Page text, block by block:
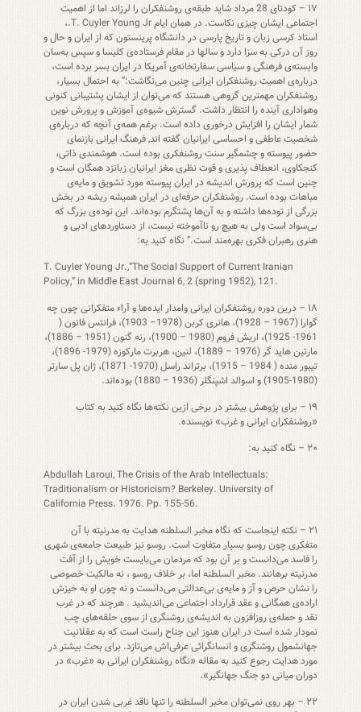
۱۷ – کودتای 28 مرداد شاید طبقه‌ی روشنفکران را لرزاند اما از اهمیت
اجتماعی ایشان چیزی نکاست. در همان ایام T. Cuyler Young Jr.،
استاد کرسی زبان و تاریخ پارسی در دانشگاه پرینستون که از ایران و حال و
روز آن درکی به سزا دارد و سالها در مقام فرستاده‌ی کلیسا و سپس به‌سان
وابسته‌ی فرهنگی و سیاسی سفارتخانه‌ی آمریکا در ایران بسر برده است،
درباره‌ی اهمیت روشنفکران ایرانی چنین می‌نگاشت:” به احتمال بسیار،
روشنفکران مهمترین گروهی هستند که می‌توان از ایشان پشتیبانی کنونی
وهواداری آینده را انتظار داشت. گسترش شیوه‌ی آموزش و پرورش نوین
شمار ایشان را افزایش درخوری داده است. برغم همه‌ی آنچه که درباره‌ی
شخصیت عاطفی و احساسی ایرانیان گفته اند, فرهنگ ایرانی بازنمای
حضور پیوسته و چشمگیر سنت روشنفکری بوده است. هوشمندی ذاتی،
کنجکاوی، انعطاف پذیری و قوت نظری مغز ایرانیان زبانزد همگان است و
چنین است که پرورش اندیشه در ایران پیوسته مورد تشویق و مایه‌ی
مباهات بوده است. روشنفکران حرفه‌ای در ایران همیشه ریشه در بخش
بزرگی از توده‌ها داشته و به آن‌ها پشتگرم بوده‌اند. این توده‌ی بزرگ که
بی‌سواد است ولی به هیچ رو ناآموخته نیست، از دستاوردهای ادبی و
هنری رهبران فکری بهره‌مند است.” نگاه کنید به:
T. Cuyler Young Jr.,“The Social Support of Current Iranian
Policy,” in Middle East Journal 6, 2 (spring 1952), 121.
۱۸ – درین دوره روشنفکران ایرانی وامدار ایده‌ها و آراء متفکرانی چون چه
گوارا (1967 – 1928)، هانری کربن (1978– 1903)، فرانتس فانون (
1961- 1925)، اریش فروم (1980 – 1900)، رنه گنون (1951 – 1886)،
مارتین هاید گر (1976 – 1889)، لنین، هربرت مارکوزه (1979- 1896)،
تیبور منده ( 1984 – 1915)، برتراند راسل (1970- 1871)، ژان پل سارتر
(1980-1905) و اسوالد اشپنگلر (1936 – 1880) بوده‌اند.
۱۹ – برای پژوهش بیشتر در برخی ازین نکته‌ها نگاه کنید به کتاب
«روشنفکران ایرانی و غرب» نویسنده.
۲۰ – نگاه کنید به:
Abdullah Laroui, The Crisis of the Arab Intellectuals:
Traditionalism or Historicism? Berkeley. University of
California Press. 1976. Pp. 155-56.
۲۱ – نکته اینجاست که نگاه مخبر السلطنه هدایت به مدرنیته با آن
متفکری چون روسو بسیار متفاوت است. روسو نیز طبیعت جامعه‌ی شهری
را فاسد می‌دانست و بر آن بود که مردمان می‌بایست خویش را از آفت
مدرنیته برهانند. مخبر السلطنه اما، بر خلاف روسو ، نه مالکیت خصوصی
را نشان حرص و آز و مایه‌ی بی‌عدالتی می‌دانست و نه چون او به خیزش
اراده‌ی همگانی و عقد قرارداد اجتماعی می‌اندیشید . هرچند که در غرب
نقد و حمله‌ی روزافزون به اندیشه‌ی روشنگری از سوی حلقه‌های چب
نمودار شده است در ایران هنوز این جناح راست است که به عقلانیت
جهانشمول روشنگری و انسانگرائی عرفی‌اش می‌تازد. برای بحث بیشتر در
مورد هدایت رجوع کنید به مقاله «نگاه روشنفکران ایرانی به «غرب» در
دوران میانی دو جنگ جهانگیر».
۲۲ – بهر روی نمی‌توان مخبر السلطنه را تنها ناقد غربی شدن ایران در